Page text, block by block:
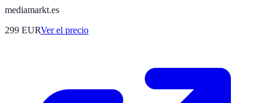
mediamarkt.es
299 EURVer el precio